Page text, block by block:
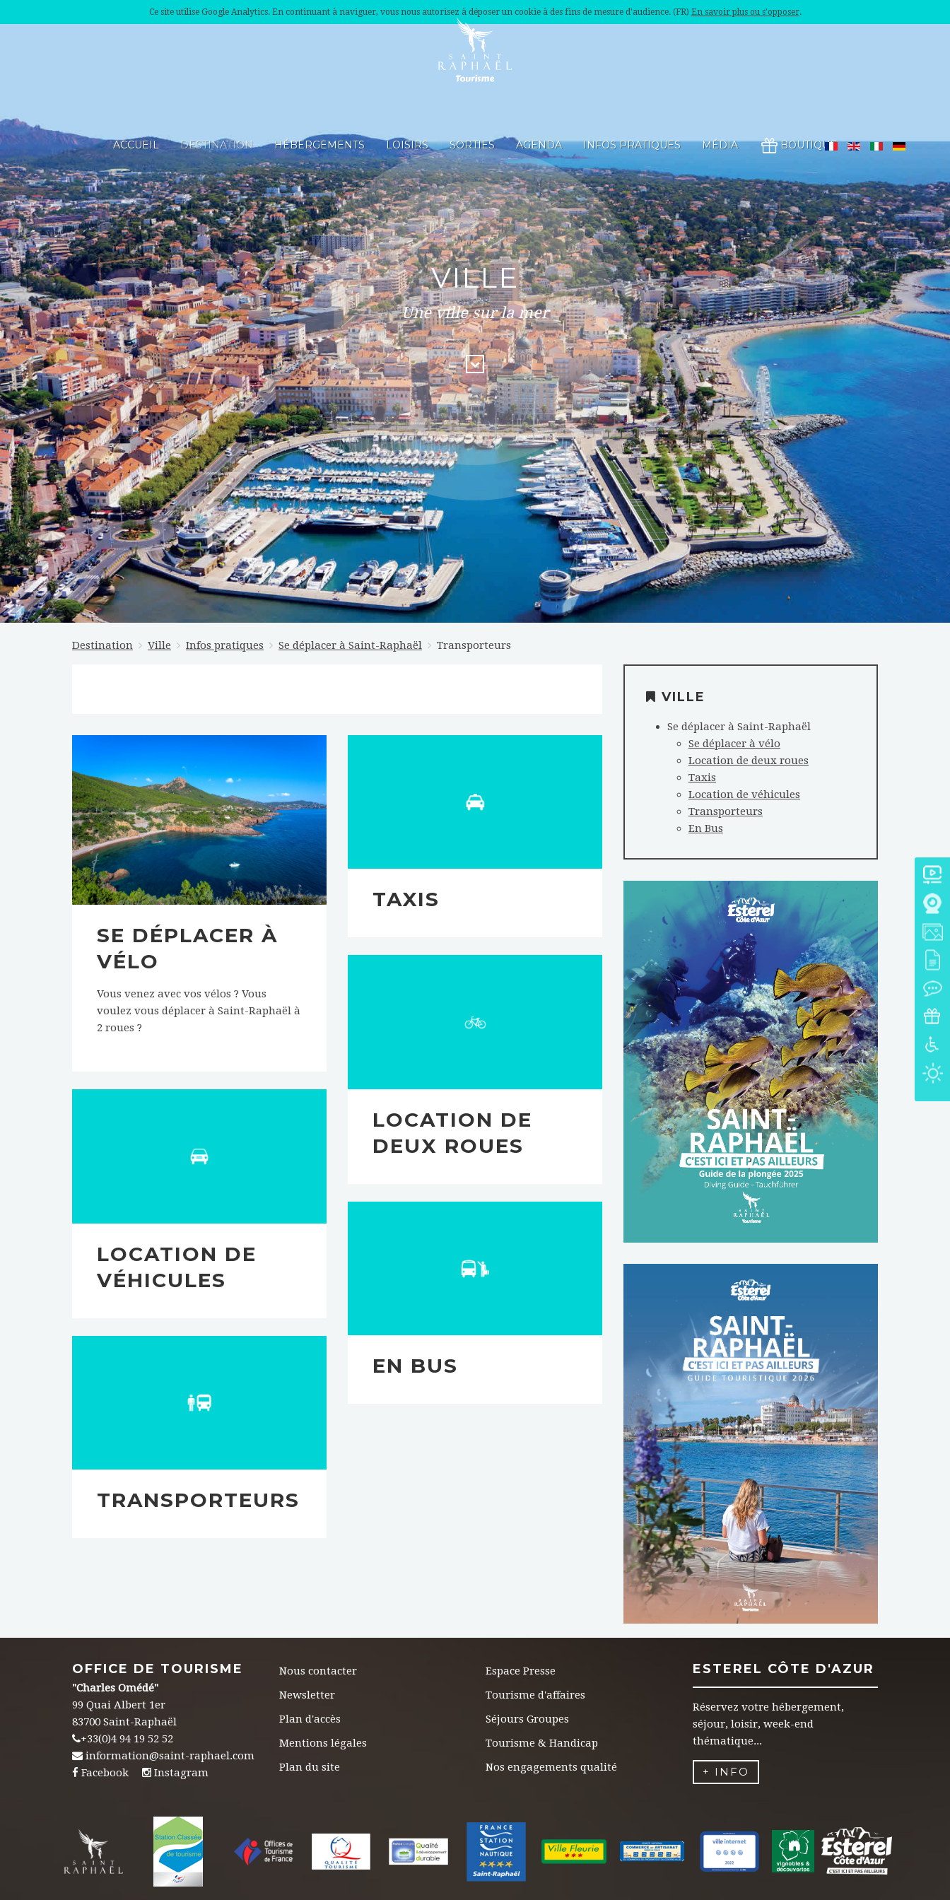
Ce site utilise Google Analytics. En continuant à naviguer, vous nous autorisez à déposer un cookie à des fins de mesure d'audience. (FR) En savoir plus ou s'opposer.
ACCUEIL DESTINATION HÉBERGEMENTS LOISIRS SORTIES AGENDA INFOS PRATIQUES MÉDIA BOUTIQUE
VILLE
Une ville sur la mer
Destination Ville Infos pratiques Se déplacer à Saint-Raphaël Transporteurs
SE DÉPLACER À
VÉLO
Vous venez avec vos vélos ? Vous
voulez vous déplacer à Saint-Raphaël à
2 roues ?
LOCATION DE
VÉHICULES
TRANSPORTEURS
TAXIS
LOCATION DE
DEUX ROUES
EN BUS
VILLE
Se déplacer à Saint-Raphaël
Se déplacer à vélo
Location de deux roues
Taxis
Location de véhicules
Transporteurs
En Bus
TÉLÉCHARGER
TÉLÉCHARGER
OFFICE DE TOURISME
"Charles Omédé"
99 Quai Albert 1er
83700 Saint-Raphaël
+33(0)4 94 19 52 52
information@saint-raphael.com
Facebook
Instagram
Nous contacter
Newsletter
Plan d'accès
Mentions légales
Plan du site
Espace Presse
Tourisme d'affaires
Séjours Groupes
Tourisme & Handicap
Nos engagements qualité
ESTEREL CÔTE D'AZUR
Réservez votre hébergement,
séjour, loisir, week-end
thématique...
+ INFO